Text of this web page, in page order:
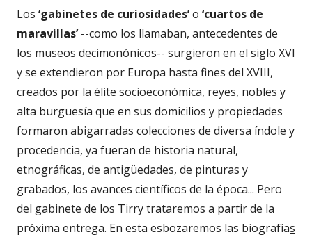
Los ‘gabinetes de curiosidades’o ‘cuartos de
maravillas’--como los llamaban, antecedentes de
los museos decimonónicos-- surgieron en el siglo XVI
y se extendieron por Europa hasta fines del XVIII,
creados por la élite socioeconómica, reyes, nobles y
alta burguesía que en sus domicilios y propiedades
formaron abigarradas colecciones de diversa índole y
procedencia, ya fueran de historia natural,
etnográficas, de antigüedades, de pinturas y
grabados, los avances científicos de la época... Pero
del gabinete de los Tirry trataremos a partir de la
próxima entrega. En esta esbozaremos las biografías